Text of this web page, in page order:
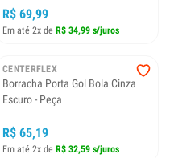
R$ 69,99
Em até 2x de R$ 34,99 s/juros
CENTERFLEX
Borracha Porta Gol Bola Cinza
Escuro - Peça
R$ 65,19
Em até 2x de R$ 32,59 s/juros